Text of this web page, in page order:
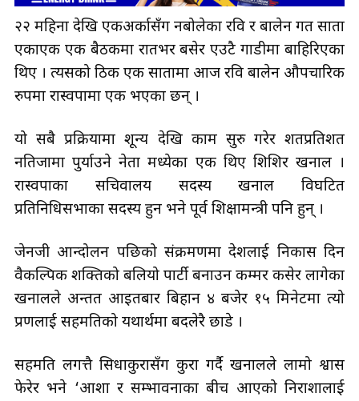
२२ महिना देखि एकअर्कासँग नबोलेका रवि र बालेन गत साता
एकाएक एक बैठकमा रातभर बसेर एउटै गाडीमा बाहिरिएका
थिए । त्यसको ठिक एक सातामा आज रवि बालेन औपचारिक
रुपमा रास्वपामा एक भएका छन् ।
यो सबै प्रक्रियामा शून्य देखि काम सुरु गरेर शतप्रतिशत
नतिजामा पुर्याउने नेता मध्येका एक थिए शिशिर खनाल ।
रास्वपाका सचिवालय सदस्य खनाल विघटित
प्रतिनिधिसभाका सदस्य हुन भने पूर्व शिक्षामन्त्री पनि हुन् ।
जेनजी आन्दोलन पछिको संक्रमणमा देशलाई निकास दिन
वैकल्पिक शक्तिको बलियो पार्टी बनाउन कम्मर कसेर लागेका
खनालले अन्तत आइतबार बिहान ४ बजेर १५ मिनेटमा त्यो
प्रणलाई सहमतिको यथार्थमा बदलेरै छाडे ।
सहमति लगत्तै सिधाकुरासँग कुरा गर्दै खनालले लामो श्वास
फेरेर भने ‘आशा र सम्भावनाका बीच आएको निराशालाई